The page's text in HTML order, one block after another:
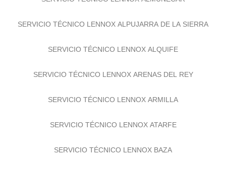
SERVICIO TÉCNICO LENNOX ALPUJARRA DE LA SIERRA
SERVICIO TÉCNICO LENNOX ALQUIFE
SERVICIO TÉCNICO LENNOX ARENAS DEL REY
SERVICIO TÉCNICO LENNOX ARMILLA
SERVICIO TÉCNICO LENNOX ATARFE
SERVICIO TÉCNICO LENNOX BAZA